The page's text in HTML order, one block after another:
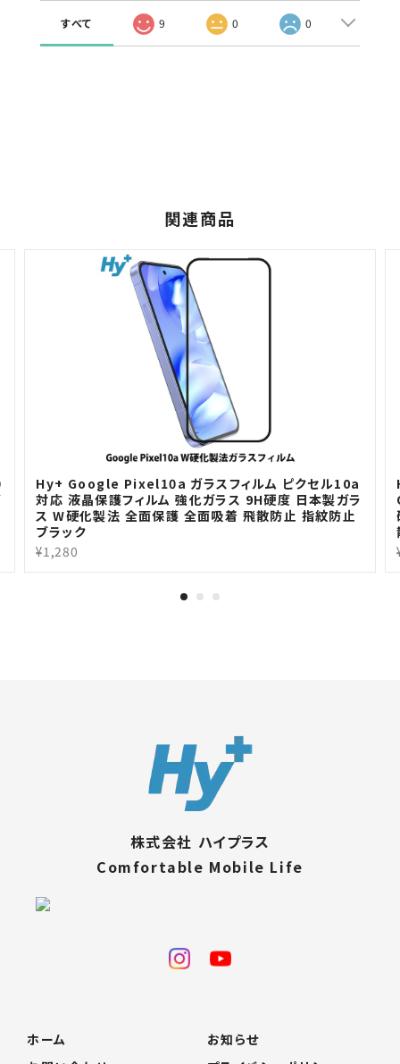
すべて 9 0 0
関連商品
Hy+ Google Pixel10a ガラスフィルム ピクセル10a
対応 液晶保護フィルム 強化ガラス 9H硬度 日本製ガラ
ス W硬化製法 全面保護 全面吸着 飛散防止 指紋防止
ブラック
¥1,280
株式会社 ハイプラス
Comfortable Mobile Life
ホーム
お知らせ